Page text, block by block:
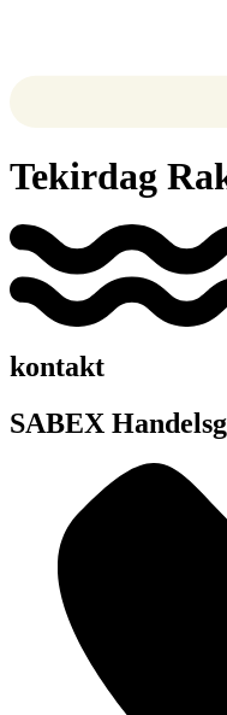
Tekirdag
kontakt
SABEX